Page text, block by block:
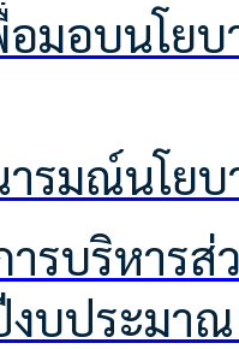
ารมณ์นโย
บประมา